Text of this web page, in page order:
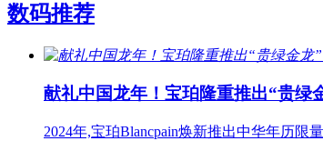
数码推荐
献礼中国龙年！宝珀隆重推出“贵绿
2024年,宝珀Blancpain焕新推出中华年历限